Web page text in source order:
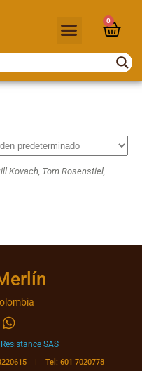
0
Kovach, Tom Rosenstiel,
Resistance SAS
| Tel: 601 7020778